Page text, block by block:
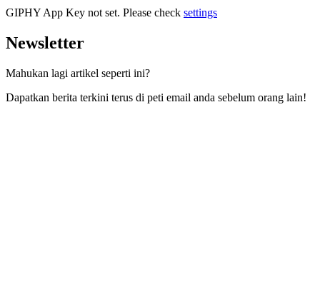
GIPHY App Key not set. Please check settings
Newsletter
Mahukan lagi artikel seperti ini?
Dapatkan berita terkini terus di peti email anda sebelum orang lain!